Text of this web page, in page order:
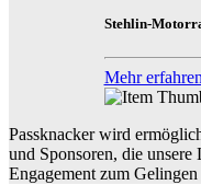
Stehlin-
Mehr
Passknacker wird
und Sponsoren, die
Engagement zum Gelingen